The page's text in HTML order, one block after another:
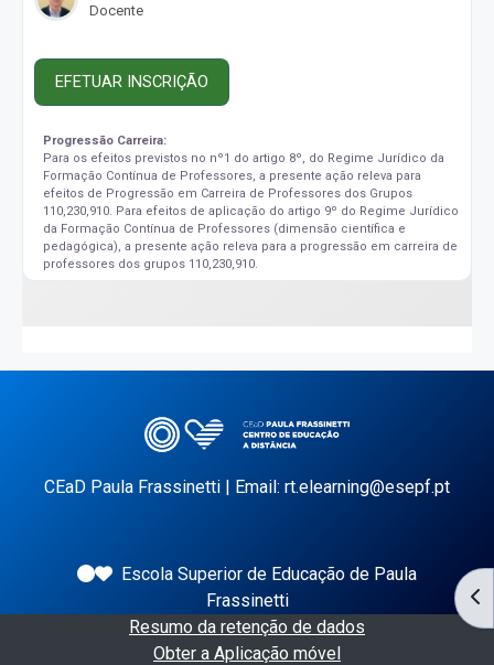
Docente
EFETUAR INSCRIÇÃO
Progressão Carreira:
Para os efeitos previstos no nº1 do artigo 8º, do Regime Jurídico da
Formação Contínua de Professores, a presente ação releva para
efeitos de Progressão em Carreira de Professores dos Grupos
110,230,910. Para efeitos de aplicação do artigo 9º do Regime Jurídico
da Formação Contínua de Professores (dimensão científica e
pedagógica), a presente ação releva para a progressão em carreira de
professores dos grupos 110,230,910.
CEaD Paula Frassinetti | Email: rt.elearning@esepf.pt
Escola Superior de Educação de Paula
Frassinetti
Resumo da retenção de dados
Obter a Aplicação móvel